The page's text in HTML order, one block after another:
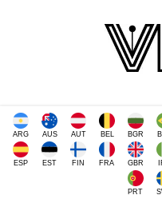
ARG AUS AUT BEL BGR
ESP EST FIN FRA GBR
PRT